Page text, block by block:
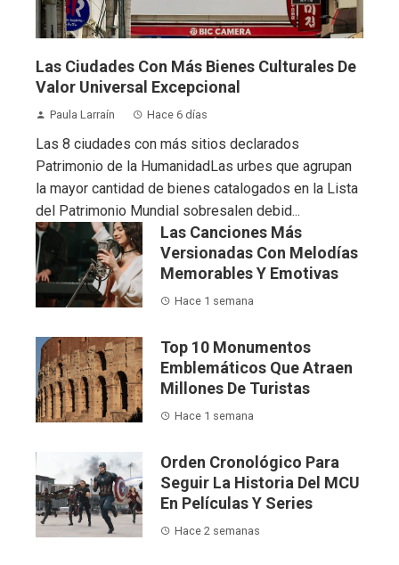
Las Ciudades Con Más Bienes Culturales De
Valor Universal Excepcional
Paula Larraín Hace 6 días
Las 8 ciudades con más sitios declarados
Patrimonio de la HumanidadLas urbes que agrupan
la mayor cantidad de bienes catalogados en la Lista
del Patrimonio Mundial sobresalen debid...
Las Canciones Más
Versionadas Con Melodías
Memorables Y Emotivas
Hace 1 semana
Top 10 Monumentos
Emblemáticos Que Atraen
Millones De Turistas
Hace 1 semana
Orden Cronológico Para
Seguir La Historia Del MCU
En Películas Y Series
Hace 2 semanas